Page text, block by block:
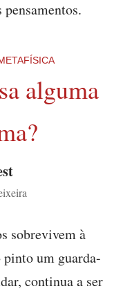
alguma
sobrevivem à
pinto um guarda-
continua a ser